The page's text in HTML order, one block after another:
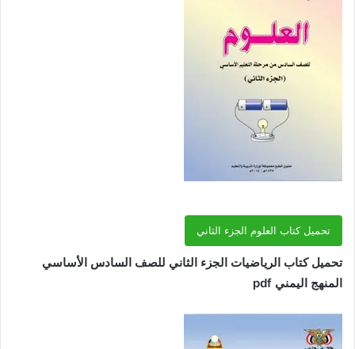
تحميل كتاب العلوم الجزء الثاني
تحميل كتاب الرياضيات الجزء الثاني للصف السادس الأساسي
المنهج اليمني pdf